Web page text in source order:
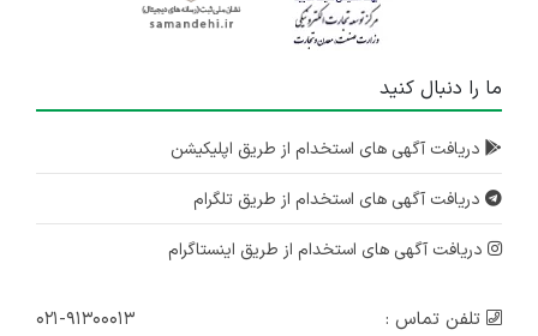
ما را دنبال کنید
دریافت آگهی های استخدام از طریق اپلیکیشن
دریافت آگهی های استخدام از طریق تلگرام
دریافت آگهی های استخدام از طریق اینستاگرام
تلفن تماس : ۰۲۱-۹۱۳۰۰۰۱۳